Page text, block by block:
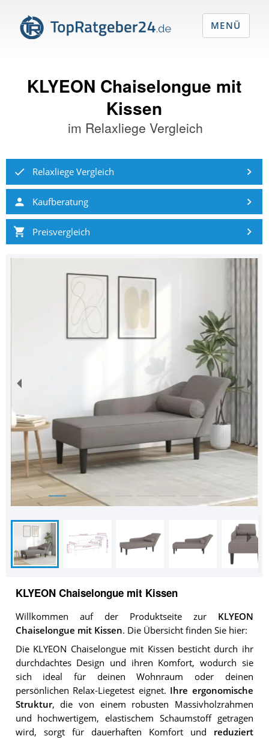
KLYEON Chaiselongue mit
Kissen
im Relaxliege Vergleich
Relaxliege Vergleich
Kaufberatung
Preisvergleich
KLYEON Chaiselongue mit Kissen
Willkommen auf der Produktseite zur KLYEON
Chaiselongue mit Kissen. Die Übersicht finden Sie hier:
Die KLYEON Chaiselongue mit Kissen besticht durch ihr
durchdachtes Design und ihren Komfort, wodurch sie
sich ideal für deinen Wohnraum oder deinen
persönlichen Relax-Liegetest eignet. Ihre ergonomische
Struktur, die von einem robusten Massivholzrahmen
und hochwertigem, elastischem Schaumstoff getragen
wird, sorgt für dauerhaften Komfort und reduziert
MENÜ